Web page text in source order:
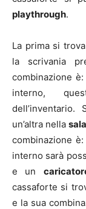
playthrough.
La prima si trova
la scrivania
combinazione è:
interno,
dell’inventario.
un’altra nella
combinazione è:
interno sarà
e un
cassaforte si
e la sua